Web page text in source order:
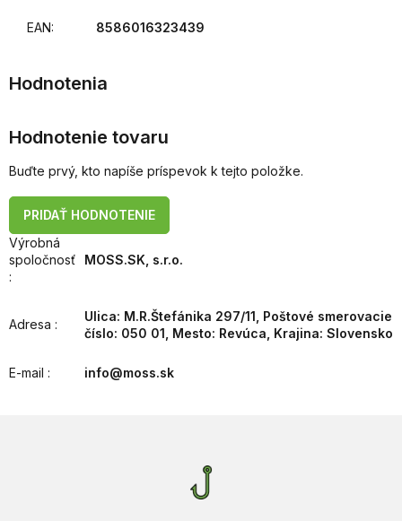
EAN: 8586016323439
Hodnotenie tovaru
Buďte prvý, kto napíše príspevok k tejto položke.
PRIDAŤ HODNOTENIE
Výrobná
spoločnosť
:
MOSS.SK, s.r.o.
Adresa :
Ulica: M.R.Štefánika 297/11, Poštové smerovacie
číslo: 050 01, Mesto: Revúca, Krajina: Slovensko
E-mail : info@moss.sk